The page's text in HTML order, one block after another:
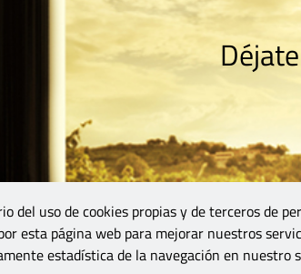
del uso de cookies propias y de terceros de
esta página web para mejorar nuestros
estadística de la navegación en nuestro